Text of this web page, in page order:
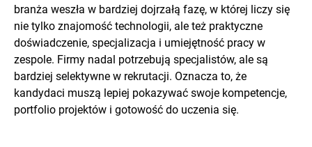
branża weszła w bardziej dojrzałą fazę, w której liczy się
nie tylko znajomość technologii, ale też praktyczne
doświadczenie, specjalizacja i umiejętność pracy w
zespole. Firmy nadal potrzebują specjalistów, ale są
bardziej selektywne w rekrutacji. Oznacza to, że
kandydaci muszą lepiej pokazywać swoje kompetencje,
portfolio projektów i gotowość do uczenia się.